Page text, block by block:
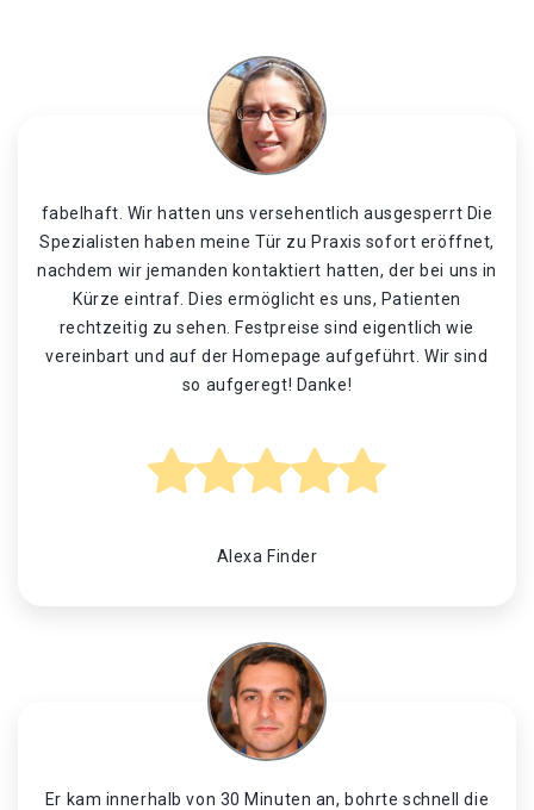
fabelhaft. Wir hatten uns versehentlich ausgesperrt Die
Spezialisten haben meine Tür zu Praxis sofort eröffnet,
nachdem wir jemanden kontaktiert hatten, der bei uns in
Kürze eintraf. Dies ermöglicht es uns, Patienten
rechtzeitig zu sehen. Festpreise sind eigentlich wie
vereinbart und auf der Homepage aufgeführt. Wir sind
so aufgeregt! Danke!
Alexa Finder
Er kam innerhalb von 30 Minuten an, bohrte schnell die